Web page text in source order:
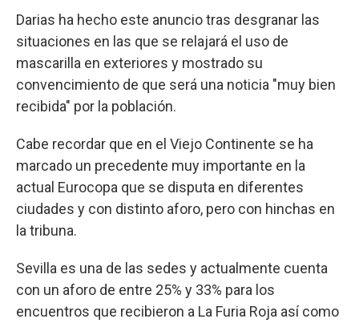
Darias ha hecho este anuncio tras desgranar las
situaciones en las que se relajará el uso de
mascarilla en exteriores y mostrado su
convencimiento de que será una noticia "muy bien
recibida" por la población.
Cabe recordar que en el Viejo Continente se ha
marcado un precedente muy importante en la
actual Eurocopa que se disputa en diferentes
ciudades y con distinto aforo, pero con hinchas en
la tribuna.
Sevilla es una de las sedes y actualmente cuenta
con un aforo de entre 25% y 33% para los
encuentros que recibieron a La Furia Roja así como